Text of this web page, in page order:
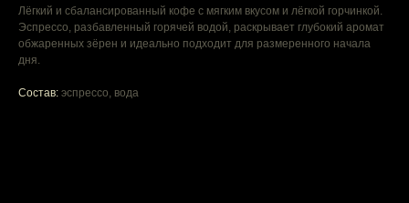
Лёгкий и сбалансированный кофе с мягким вкусом и лёгкой горчинкой.
Эспрессо, разбавленный горячей водой, раскрывает глубокий аромат
обжаренных зёрен и идеально подходит для размеренного начала
дня.
Состав: эспрессо, вода